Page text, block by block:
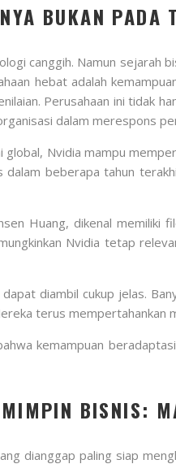
BUKAN
canggih. Namun sejarah
hebat adalah
Perusahaan ini tidak
dalam merespons
Nvidia mampu
beberapa tahun
Huang, dikenal
Nvidia tetap
diambil cukup jelas.
terus
kemampuan
BISNIS:
dianggap paling siap